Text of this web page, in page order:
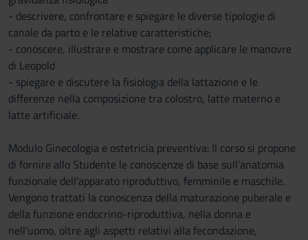
- descrivere, confrontare e spiegare le diverse tipologie di
canale da parto e le relative caratteristiche;
- conoscere, illustrare e mostrare come applicare le manovre
di Leopold
- spiegare e discutere la fisiologia della lattazione e le
differenze nella composizione tra colostro, latte materno e
latte artificiale.
Modulo Ginecologia e ostetricia preventiva: Il corso si propone
di fornire allo Studente le conoscenze di base sull’anatomia
funzionale dell’apparato riproduttivo, femminile e maschile.
Vengono trattati la conoscenza della maturazione puberale e
della funzione endocrino-riproduttiva, nella donna e
nell’uomo, oltre agli aspetti relativi alla fecondazione,